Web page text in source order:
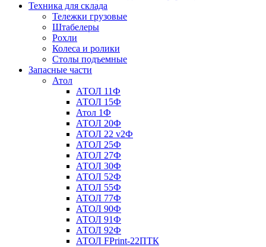
Техника для склада
Тележки грузовые
Штабелеры
Рохли
Колеса и ролики
Столы подъемные
Запасные части
Атол
АТОЛ 11Ф
АТОЛ 15Ф
Атол 1Ф
АТОЛ 20Ф
АТОЛ 22 v2Ф
АТОЛ 25Ф
АТОЛ 27Ф
АТОЛ 30Ф
АТОЛ 52Ф
АТОЛ 55Ф
АТОЛ 77Ф
АТОЛ 90Ф
АТОЛ 91Ф
АТОЛ 92Ф
АТОЛ FPrint-22ПТК